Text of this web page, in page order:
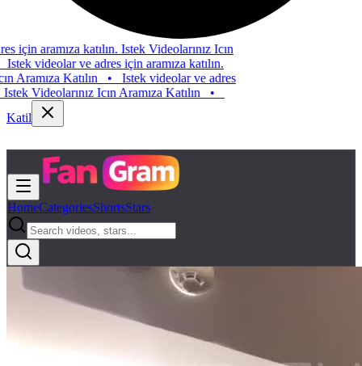
Istek videolar ve adres için aramıza katılın. Istek Videolarınız Icın
Aramıza Katılın•Istek videolar ve adres için aramıza katılın.
Istek Videolarınız Icın Aramıza Katılın•Istek videolar ve adres
için aramıza katılın. Istek Videolarınız Icın Aramıza Katılın
Katil
HomeCategoriesShortsStars